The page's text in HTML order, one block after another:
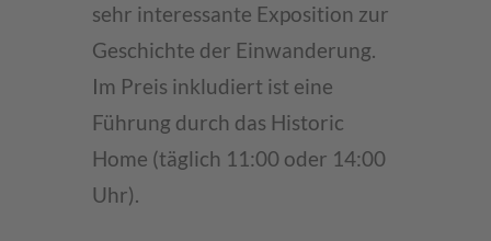
sehr interessante Exposition zur
Geschichte der Einwanderung.
Im Preis inkludiert ist eine
Führung durch das Historic
Home (täglich 11:00 oder 14:00
Uhr).